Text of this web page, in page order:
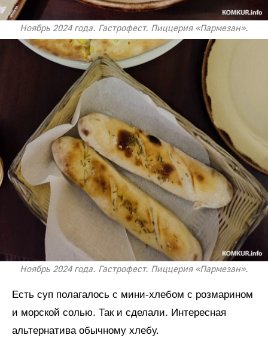
Ноябрь 2024 года. Гастрофест. Пиццерия «Пармезан».
Ноябрь 2024 года. Гастрофест. Пиццерия «Пармезан».
Есть суп полагалось с мини-хлебом с розмарином
и морской солью. Так и сделали. Интересная
альтернатива обычному хлебу.